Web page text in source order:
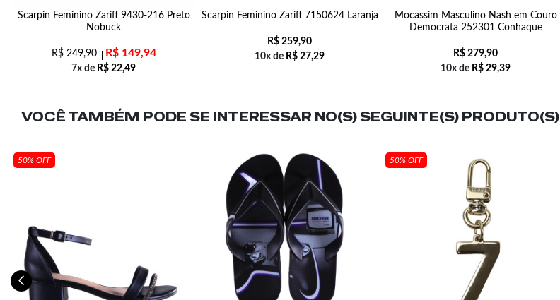
Scarpin Feminino Zariff 9430-216 Preto
Nobuck
R$249,90 R$149,94
7x de R$ 22,49
Scarpin Feminino Zariff 7150624 Laranja
R$ 259,90
10x de R$ 27,29
Mocassim Masculino Nash em Couro
Democrata 252301 Conhaque
R$ 279,90
10x de R$ 29,39
VOCÊ TAMBÉM PODE SE INTERESSAR NO(S) SEGUINTE(S) PRODUTO(S)
50% OFF 50% OFF